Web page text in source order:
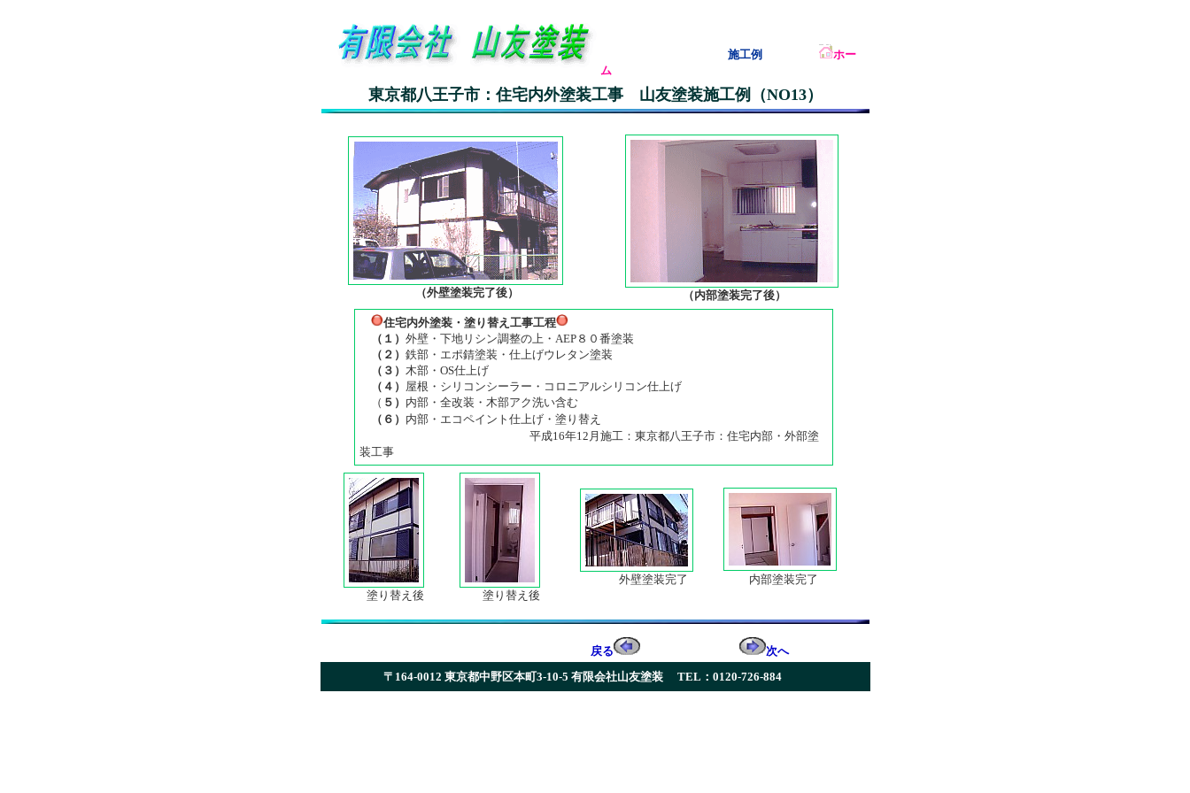
施工例
ホー
ム
東京都八王子市：住宅内外塗装工事山友塗装施工例（NO13）
（外壁塗装完了後） （内部塗装完了後）
住宅内外塗装・塗り替え工事工程
（１） 外壁・下地リシン調整の上・AEP８０番塗装
（２） 鉄部・エポ錆塗装・仕上げウレタン塗装
（３） 木部・OS仕上げ
（４） 屋根・シリコンシーラー・コロニアルシリコン仕上げ
（ ５） 内部・全改装・木部アク洗い含む
（６） 内部・エコペイント仕上げ・塗り替え
平成16年12月施工：東京都八王子市：住宅内部・外部塗
装工事
塗り替え後 塗り替え後
外壁塗装完了 内部塗装完了
戻る
次へ
〒164-0012 東京都中野区本町3-10-5 有限会社山友塗装
TEL：0120-726-884